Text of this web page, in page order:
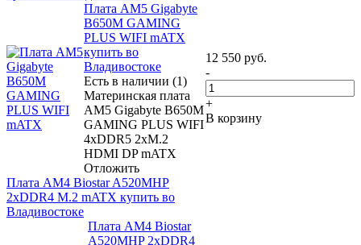
Плата AM5 Gigabyte
B650M GAMING
PLUS WIFI mATX
купить во
Владивостоке
Есть в наличии (1)
Материнская плата
AM5 Gigabyte B650M
GAMING PLUS WIFI
4xDDR5 2xM.2
HDMI DP mATX
Отложить
12 550 руб.
-
+
В корзину
Плата AM4 Biostar A520MHP
2xDDR4 M.2 mATX купить во
Владивостоке
Плата AM4 Biostar
A520MHP 2xDDR4